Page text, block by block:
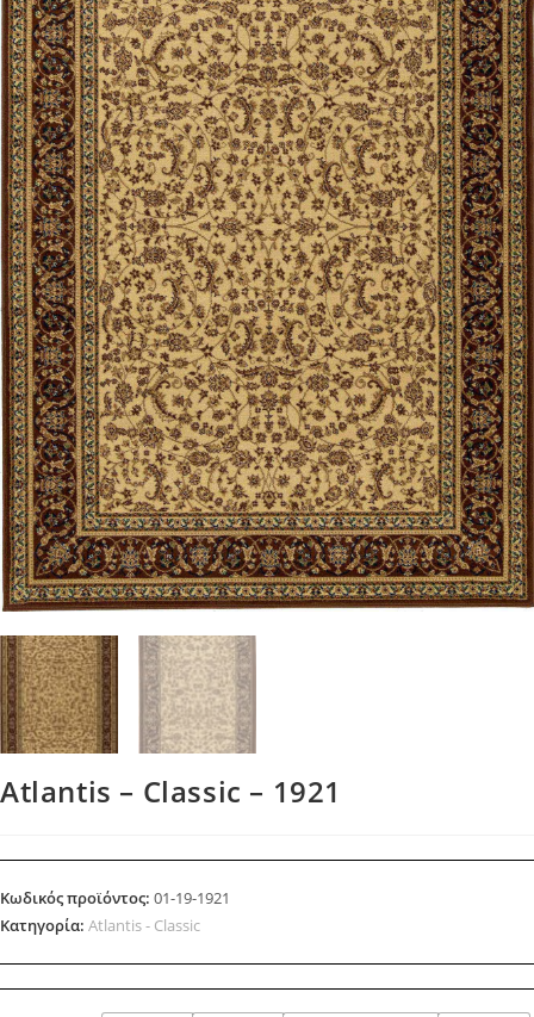
Atlantis – Classic – 1921
Κωδικός προϊόντος: 01-19-1921
Κατηγορία: Atlantis - Classic